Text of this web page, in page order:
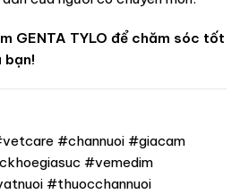
GENTA TYLO để chăm sóc tốt
bạn!
#channuoi #giacam
#vemedim
#thuocchannuoi